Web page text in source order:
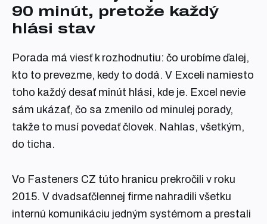
90 minút, pretože každý
hlási stav
Porada má viesť k rozhodnutiu: čo urobíme ďalej,
kto to prevezme, kedy to dodá. V Exceli namiesto
toho každý desať minút hlási, kde je. Excel nevie
sám ukázať, čo sa zmenilo od minulej porady,
takže to musí povedať človek. Nahlas, všetkým,
do ticha.
Vo Fasteners CZ túto hranicu prekročili v roku
2015. V dvadsaťčlennej firme nahradili všetku
internú komunikáciu jedným systémom a prestali